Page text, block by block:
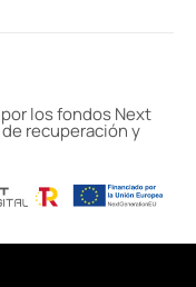
los fondos Next
recuperación y